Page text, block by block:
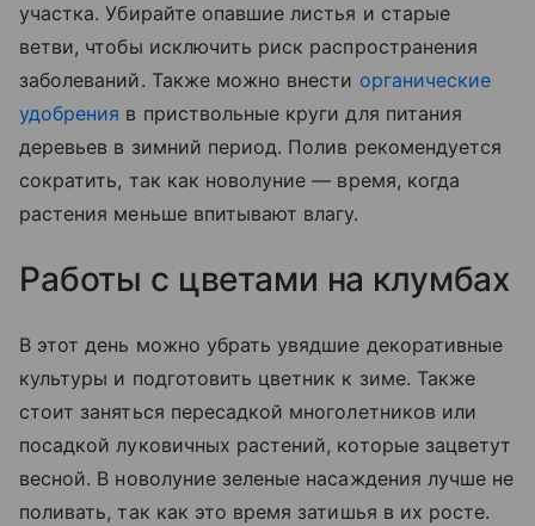
участка. Убирайте опавшие листья и старые
ветви, чтобы исключить риск распространения
заболеваний. Также можно внести органические
удобрения в приствольные круги для питания
деревьев в зимний период. Полив рекомендуется
сократить, так как новолуние — время, когда
растения меньше впитывают влагу.
Работы с цветами на клумбах
В этот день можно убрать увядшие декоративные
культуры и подготовить цветник к зиме. Также
стоит заняться пересадкой многолетников или
посадкой луковичных растений, которые зацветут
весной. В новолуние зеленые насаждения лучше не
поливать, так как это время затишья в их росте.